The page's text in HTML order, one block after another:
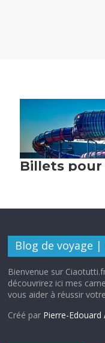
Blog de voyage
Bienvenue sur
découvrirez ici mes
vous aider à réussir
Créé par Pierre-Edouard